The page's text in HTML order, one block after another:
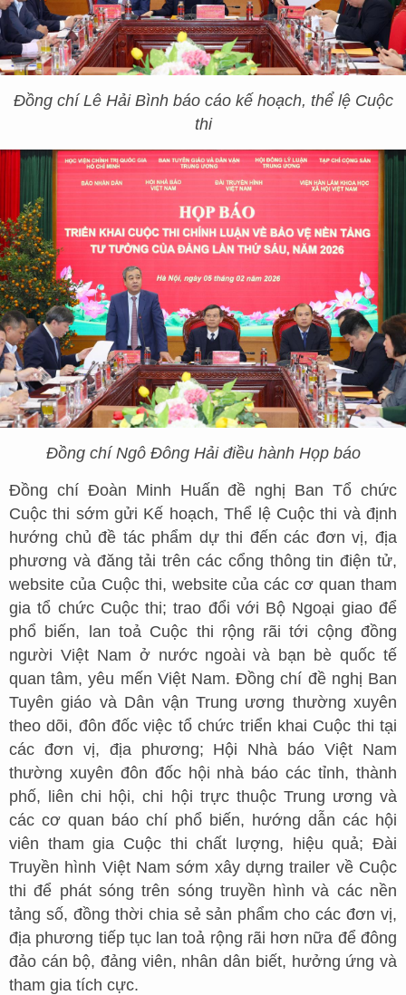
Đồng chí Lê Hải Bình báo cáo kế hoạch, thể lệ Cuộc
thi
Đồng chí Ngô Đông Hải điều hành Họp báo
Đồng chí Đoàn Minh Huấn đề nghị Ban Tổ chức
Cuộc thi sớm gửi Kế hoạch, Thể lệ Cuộc thi và định
hướng chủ đề tác phẩm dự thi đến các đơn vị, địa
phương và đăng tải trên các cổng thông tin điện tử,
website của Cuộc thi, website của các cơ quan tham
gia tổ chức Cuộc thi; trao đổi với Bộ Ngoại giao để
phổ biến, lan toả Cuộc thi rộng rãi tới cộng đồng
người Việt Nam ở nước ngoài và bạn bè quốc tế
quan tâm, yêu mến Việt Nam. Đồng chí đề nghị Ban
Tuyên giáo và Dân vận Trung ương thường xuyên
theo dõi, đôn đốc việc tổ chức triển khai Cuộc thi tại
các đơn vị, địa phương; Hội Nhà báo Việt Nam
thường xuyên đôn đốc hội nhà báo các tỉnh, thành
phố, liên chi hội, chi hội trực thuộc Trung ương và
các cơ quan báo chí phổ biến, hướng dẫn các hội
viên tham gia Cuộc thi chất lượng, hiệu quả; Đài
Truyền hình Việt Nam sớm xây dựng trailer về Cuộc
thi để phát sóng trên sóng truyền hình và các nền
tảng số, đồng thời chia sẻ sản phẩm cho các đơn vị,
địa phương tiếp tục lan toả rộng rãi hơn nữa để đông
đảo cán bộ, đảng viên, nhân dân biết, hưởng ứng và
tham gia tích cực.